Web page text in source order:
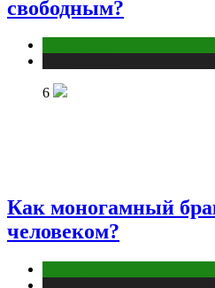
свободным?
6
Как моногамный
человеком?